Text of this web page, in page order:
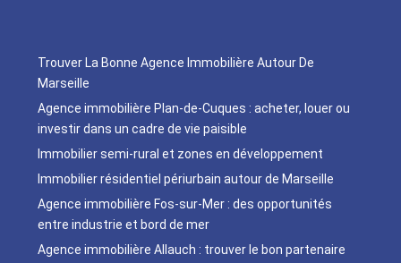
Trouver La Bonne Agence Immobilière Autour De
Marseille
Agence immobilière Plan-de-Cuques : acheter, louer ou
investir dans un cadre de vie paisible
Immobilier semi-rural et zones en développement
Immobilier résidentiel périurbain autour de Marseille
Agence immobilière Fos-sur-Mer : des opportunités
entre industrie et bord de mer
Agence immobilière Allauch : trouver le bon partenaire